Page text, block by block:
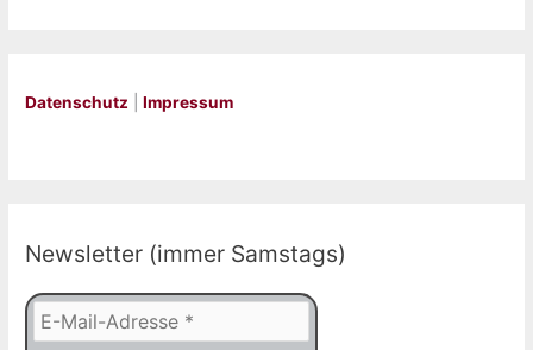
Datenschutz |Impressum
Newsletter (immer Samstags)